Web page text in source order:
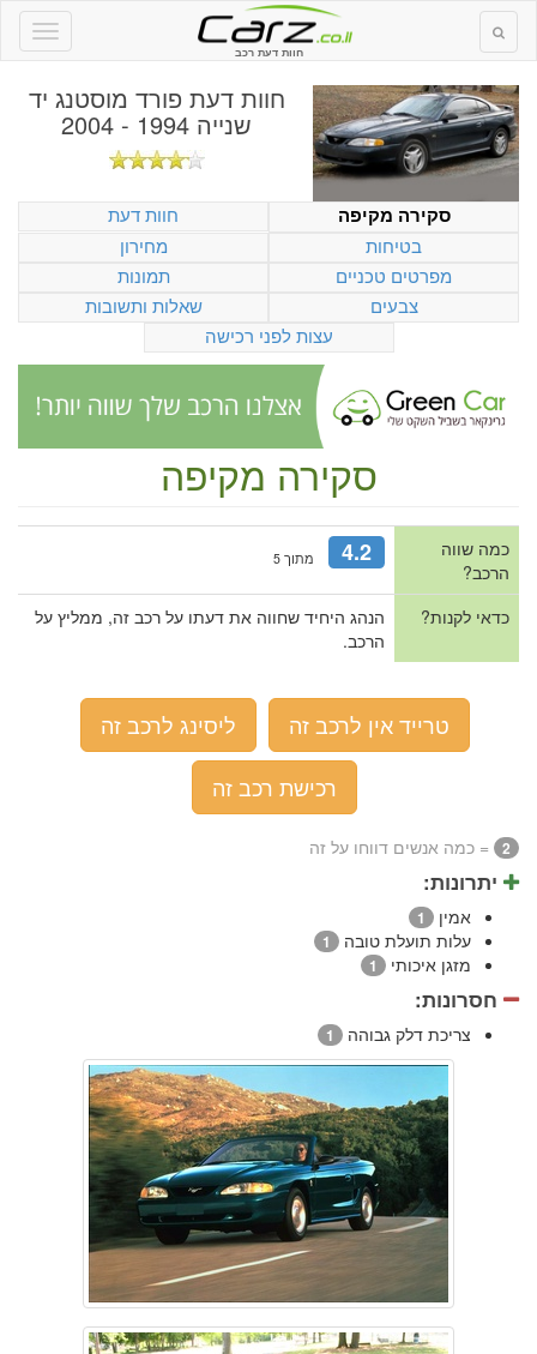
חוות דעת רכב
חוות דעת פורד מוסטנג יד
שנייה 1994 - 2004
סקירה מקיפה
חוות דעת
בטיחות
מחירון
מפרטים טכניים
תמונות
צבעים
שאלות ותשובות
עצות לפני רכישה
סקירה מקיפה
כמה שווה
הרכב?
4.2 מתוך 5
כדאי לקנות?
הנהג היחיד שחווה את דעתו על רכב זה, ממליץ על
הרכב.
טרייד אין לרכב זה
ליסינג לרכב זה
רכישת רכב זה
2 = כמה אנשים דווחו על זה
יתרונות:
אמין 1
עלות תועלת טובה 1
מזגן איכותי 1
חסרונות:
צריכת דלק גבוהה 1